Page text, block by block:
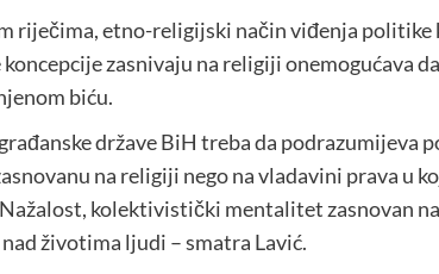
riječima, etno-religijski način viđenja
zasnivaju na religiji onemogućava
biću.
države BiH treba da podrazumijeva
na religiji nego na vladavini prava u
kolektivistički mentalitet zasnovan
životima ljudi – smatra Lavić.